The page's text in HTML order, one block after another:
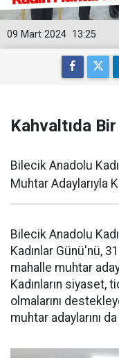
13:25
09 Mart 2024
Kahvaltıda
Bilecik Anadolu
Muhtar Adaylarıyla
Bilecik Anadolu
Kadınlar Günü'nü,
mahalle muhtar
Kadınların siyaset,
olmalarını
muhtar adaylarını